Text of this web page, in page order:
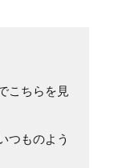
こちらを見
つものよう